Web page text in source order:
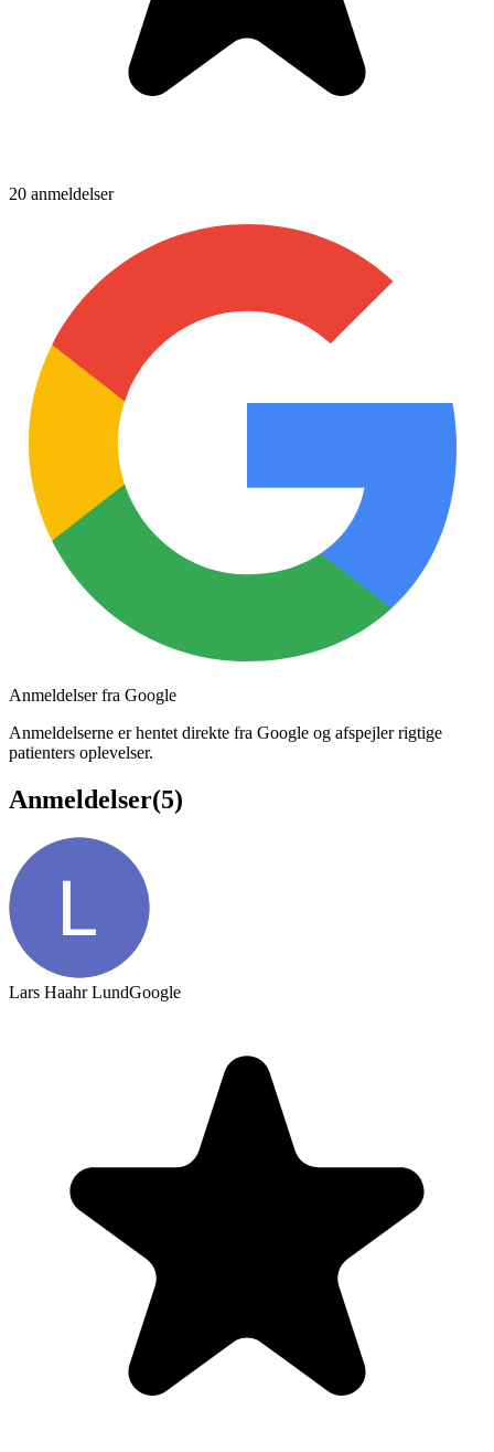
20 anmeldelser
Anmeldelser fra Google
Anmeldelserne er hentet direkte fra Google og afspejler rigtige
patienters oplevelser.
Anmeldelser(5)
Lars Haahr LundGoogle